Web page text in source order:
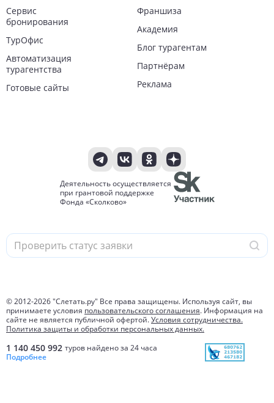
Сервис
бронирования
ТурОфис
Автоматизация
турагентства
Готовые сайты
Франшиза
Академия
Блог турагентам
Партнёрам
Реклама
Деятельность осуществляется
при грантовой поддержке
Фонда «Сколково»
© 2012-2026"Слетать.ру" Все права защищены. Используя сайт, вы
принимаете условия пользовательского соглашения. Информация на
сайте не является публичной офертой.Условия сотрудничества.
Политика защиты и обработки персональных данных.
1 140 450 992 туров найдено за 24 часа
Подробнее